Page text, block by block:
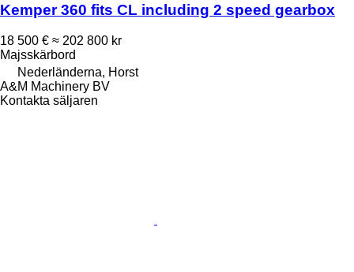
Kemper 360 fits CL including 2 speed gearbox
18 500 € ≈ 202 800 kr
Majsskärbord
Nederländerna, Horst
A&M Machinery BV
Kontakta säljaren